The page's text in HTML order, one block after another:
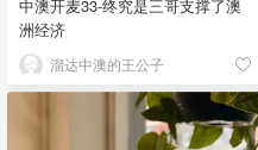
中澳开麦33-终究是三哥支撑了澳
洲经济
溜达中澳的王公子